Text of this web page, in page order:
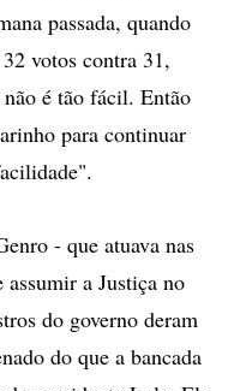
passada, quando
votos contra 31,
não é tão fácil. Então
para continuar
- que atuava nas
a Justiça no
do governo deram
do que a bancada